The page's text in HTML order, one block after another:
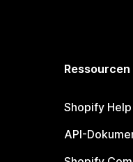
Ressourcen
Shopify
API-